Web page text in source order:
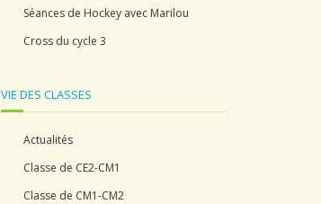
Séances de Hockey avec Marilou
Cross du cycle 3
VIE DES CLASSES
Actualités
Classe de CE2-CM1
Classe de CM1-CM2